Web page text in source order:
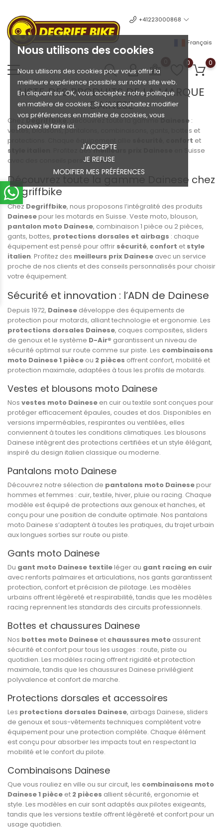
Nous utilisons des cookies
Nous utilisons des cookies pour vous offrir la
meilleure expérience possible sur notre site web.
En cliquant sur OK, vous acceptez notre politique
en matière de cookies. Si vous souhaitez modifier
vos préférences en matière de cookies, vous
pouvez le faire ici.
J'ACCEPTE
JE REFUSE
MODIFIER MES PRÉFÉRENCES
+41223000868
Français
0 0
LISTE DES PRODUITS DE LA MARQUE
DAINESE
ChezDegriffbike, découvrez toute la gammeDainese :
vestes, blousons, pantalons, combinaisons, gants, bottes et
protections. Chaque équipement allie
confort et
style italien
. Profitez desmeilleurs prix Dainese
en Suisse
avec des conseils personnalisés.
Découvrez toute la gamme Dainese chez
Degriffbike
Chez Degriffbike, nous proposons l’intégralité des produits
Dainesepour les motards en Suisse. Veste moto, blouson,
pantalon moto Dainese, combinaison 1 pièce ou 2 pièces,
gants, bottes, protections dorsales et airbags : chaque
équipement est pensé pour offrir sécurité, confort et style
italien. Profitez des meilleurs prix Dainese avec un service
proche de nos clients et des conseils personnalisés pour choisir
votre équipement.
Sécurité et innovation : l’ADN de Dainese
Depuis 1972, Dainese développe des équipements de
protection pour motards, alliant technologie et ergonomie. Les
protections dorsales Dainese, coques composites, sliders
de genoux et le système D-Air® garantissent un niveau de
sécurité optimal sur route comme sur piste. Les combinaisons
moto Dainese 1 pièce ou 2 pièces offrent confort, mobilité et
protection maximale, adaptées à tous les profils de motards.
Vestes et blousons moto Dainese
Nos vestes moto Dainese en cuir ou textile sont conçues pour
protéger efficacement épaules, coudes et dos. Disponibles en
versions imperméables, respirantes ou ventilées, elles
conviennent à toutes les conditions climatiques. Les blousons
Dainese intègrent des protections certifiées et un style élégant,
inspiré du design italien classique ou moderne.
Pantalons moto Dainese
Découvrez notre sélection de pantalons moto Dainesepour
hommes et femmes : cuir, textile, hiver, pluie ou racing. Chaque
modèle est équipé de protections aux genoux et hanches, et
conçu pour une position de conduite optimale. Nos pantalons
moto Dainese s’adaptent à toutes les pratiques, du trajet urbain
aux longues sorties sur route ou piste.
Gants moto Dainese
Du gant moto Dainese textileléger au gant racing en cuir
avec renforts palmaires et articulations, nos gants garantissent
protection, confort et précision de pilotage. Les modèles
urbains offrent légèreté et respirabilité, tandis que les modèles
racing reprennent les standards des circuits professionnels.
Bottes et chaussures Dainese
Nos bottes moto Dainese et chaussures moto assurent
sécurité et confort pour tous les usages : route, piste ou
quotidien. Les modèles racing offrent rigidité et protection
maximale, tandis que les chaussures Dainese privilégient
polyvalence et confort de marche.
Protections dorsales et accessoires
Les protections dorsales Dainese, airbags Dainese, sliders
de genoux et sous-vêtements techniques complètent votre
équipement pour une protection complète. Chaque élément
est conçu pour absorber les impacts tout en respectant la
mobilité et le confort du pilote.
Combinaisons Dainese
Que vous rouliez en ville ou sur circuit, les combinaisons moto
Dainese 1 pièce et 2 pièces allient sécurité, ergonomie et
style. Les modèles en cuir sont adaptés aux pilotes exigeants,
tandis que les versions textile offrent légèreté et confort pour un
usage quotidien.